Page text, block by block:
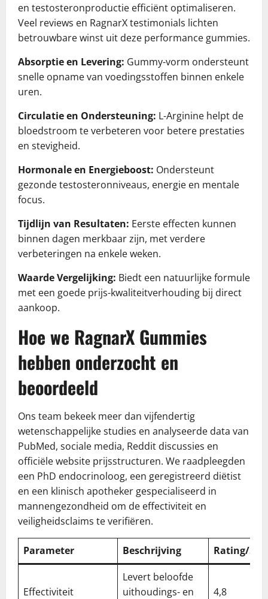
en testosteronproductie efficiënt optimaliseren.
Veel reviews en RagnarX testimonials lichten
betrouwbare winst uit deze performance gummies.
Absorptie en Levering: Gummy-vorm ondersteunt
snelle opname van voedingsstoffen binnen enkele
uren.
Circulatie en Ondersteuning: L-Arginine helpt de
bloedstroom te verbeteren voor betere prestaties
en stevigheid.
Hormonale en Energieboost: Ondersteunt
gezonde testosteronniveaus, energie en mentale
focus.
Tijdlijn van Resultaten: Eerste effecten kunnen
binnen dagen merkbaar zijn, met verdere
verbeteringen na enkele weken.
Waarde Vergelijking: Biedt een natuurlijke formule
met een goede prijs-kwaliteitverhouding bij direct
aankoop.
Hoe we RagnarX Gummies
hebben onderzocht en
beoordeeld
Ons team bekeek meer dan vijfendertig
wetenschappelijke studies en analyseerde data van
PubMed, sociale media, Reddit discussies en
officiële website prijsstructuren. We raadpleegden
een PhD endocrinoloog, een geregistreerd diëtist
en een klinisch apotheker gespecialiseerd in
mannengezondheid om de effectiviteit en
veiligheidsclaims te verifiëren.
Parameter Beschrijving Rating/5
Effectiviteit
Levert beloofde
uithoudings- en
4,8